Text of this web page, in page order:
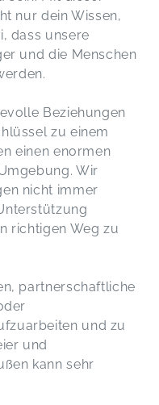
nur dein Wissen,
dass unsere
und die Menschen
Beziehungen
zu einem
einen enormen
Wir
nicht immer
richtigen Weg zu
partnerschaftliche
und zu
und
kann sehr